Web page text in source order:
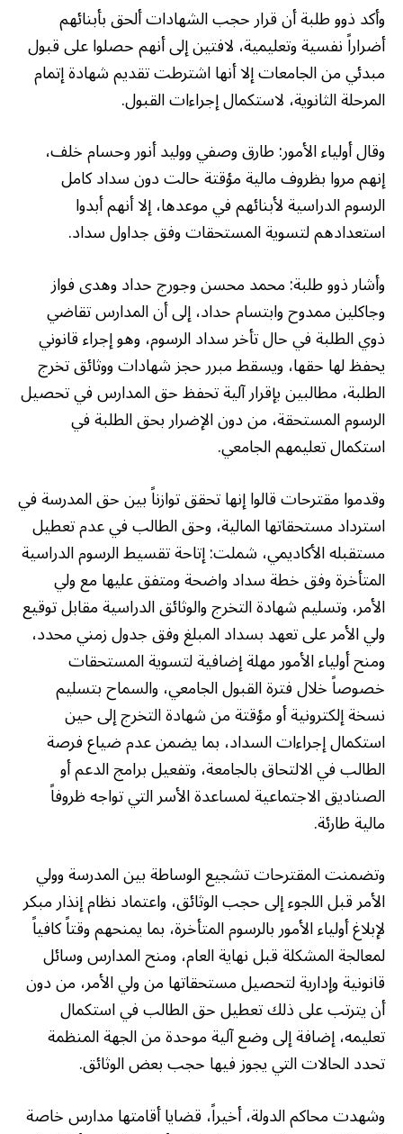
وأكد ذوو طلبة أن قرار حجب الشهادات ألحق بأبنائهم
أضراراً نفسية وتعليمية، لافتين إلى أنهم حصلوا على قبول
مبدئي من الجامعات إلا أنها اشترطت تقديم شهادة إتمام
المرحلة الثانوية، لاستكمال إجراءات القبول.
وقال أولياء الأمور: طارق وصفي ووليد أنور وحسام خلف،
إنهم مروا بظروف مالية مؤقتة حالت دون سداد كامل
الرسوم الدراسية لأبنائهم في موعدها، إلا أنهم أبدوا
استعدادهم لتسوية المستحقات وفق جداول سداد.
وأشار ذوو طلبة: محمد محسن وجورج حداد وهدى فواز
وجاكلين ممدوح وابتسام حداد، إلى أن المدارس تقاضي
ذوي الطلبة في حال تأخر سداد الرسوم، وهو إجراء قانوني
يحفظ لها حقها، ويسقط مبرر حجز شهادات ووثائق تخرج
الطلبة، مطالبين بإقرار آلية تحفظ حق المدارس في تحصيل
الرسوم المستحقة، من دون الإضرار بحق الطلبة في
استكمال تعليمهم الجامعي.
وقدموا مقترحات قالوا إنها تحقق توازناً بين حق المدرسة في
استرداد مستحقاتها المالية، وحق الطالب في عدم تعطيل
مستقبله الأكاديمي، شملت: إتاحة تقسيط الرسوم الدراسية
المتأخرة وفق خطة سداد واضحة ومتفق عليها مع ولي
الأمر، وتسليم شهادة التخرج والوثائق الدراسية مقابل توقيع
ولي الأمر على تعهد بسداد المبلغ وفق جدول زمني محدد،
ومنح أولياء الأمور مهلة إضافية لتسوية المستحقات
خصوصاً خلال فترة القبول الجامعي، والسماح بتسليم
نسخة إلكترونية أو مؤقتة من شهادة التخرج إلى حين
استكمال إجراءات السداد، بما يضمن عدم ضياع فرصة
الطالب في الالتحاق بالجامعة، وتفعيل برامج الدعم أو
الصناديق الاجتماعية لمساعدة الأسر التي تواجه ظروفاً
مالية طارئة.
وتضمنت المقترحات تشجيع الوساطة بين المدرسة وولي
الأمر قبل اللجوء إلى حجب الوثائق، واعتماد نظام إنذار مبكر
لإبلاغ أولياء الأمور بالرسوم المتأخرة، بما يمنحهم وقتاً كافياً
لمعالجة المشكلة قبل نهاية العام، ومنح المدارس وسائل
قانونية وإدارية لتحصيل مستحقاتها من ولي الأمر، من دون
أن يترتب على ذلك تعطيل حق الطالب في استكمال
تعليمه، إضافة إلى وضع آلية موحدة من الجهة المنظمة
تحدد الحالات التي يجوز فيها حجب بعض الوثائق.
وشهدت محاكم الدولة، أخيراً، قضايا أقامتها مدارس خاصة